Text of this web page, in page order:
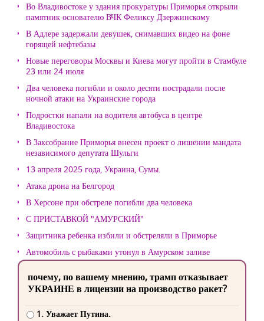
Во Владивостоке у здания прокуратуры Приморья открыли
памятник основателю ВЧК Феликсу Дзержинскому
В Адлере задержали девушек, снимавших видео на фоне
горящей нефтебазы
Новые переговоры Москвы и Киева могут пройти в Стамбуле
23 или 24 июля
Два человека погибли и около десяти пострадали после
ночной атаки на Украинские города
Подростки напали на водителя автобуса в центре
Владивостока
В Заксобрание Приморья внесен проект о лишении мандата
независимого депутата Шульги
13 апреля 2025 года, Украина, Сумы.
Атака дрона на Белгород
В Херсоне при обстреле погибли два человека
С ПРИСТАВКОЙ "АМУРСКИЙ"
Защитника ребенка избили и обстреляли в Приморье
Автомобиль с рыбаками утонул в Амурском заливе
почему, по вашему мнению, трамп отказывает
УКРАИНЕ в лицензии на производство ракет?
1. Уважает Путина.